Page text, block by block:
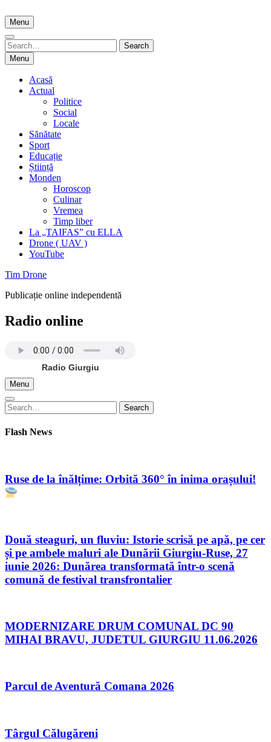
to
content
Menu
Search
for:
Search
Menu
Acasă
Actual
Politice
Social
Locale
Sănătate
Sport
Educație
Știință
Monden
Horoscop
Culinar
Vremea
Timp liber
La „TAIFAS” cu ELLA
Drone ( UAV )
YouTube
Tim Drone
Publicație online independentă
Radio online
Radio Giurgiu
Menu
Search
for:
Search
Flash News
Ruse de la înălțime: Orbită 360° în inima orașului!
Două steaguri, un fluviu: Istorie scrisă pe apă, pe cer
și pe ambele maluri ale Dunării Giurgiu-Ruse, 27
iunie 2026: Dunărea transformată într-o scenă
comună de festival transfrontalier
MODERNIZARE DRUM COMUNAL DC 90
MIHAI BRAVU, JUDETUL GIURGIU 11.06.2026
Parcul de Aventură Comana 2026
Târgul Călugăreni